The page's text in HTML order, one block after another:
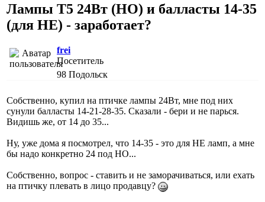
Лампы Т5 24Вт (НО) и балласты 14-35
(для НЕ) - заработает?
frei
Посетитель
98 Подольск
Собственно, купил на птичке лампы 24Вт, мне под них
сунули балласты 14-21-28-35. Сказали - бери и не парься.
Видишь же, от 14 до 35...
Ну, уже дома я посмотрел, что 14-35 - это для НЕ ламп, а мне
бы надо конкретно 24 под НО...
Собственно, вопрос - ставить и не заморачиваться, или ехать
на птичку плевать в лицо продавцу?